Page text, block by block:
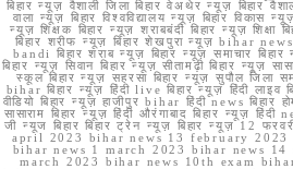
बिहार न्यूज़ वैशाली जिला बिहार वेअथेर न्यूज़ बिहार
वाला न्यूज़ बिहार विश्वविद्यालय न्यूज़ बिहार विकास
न्यूज़ शिक्षक बिहार न्यूज़ शराबबंदी बिहार न्यूज़ शिक्षा
बिहार शरीफ न्यूज़ बिहार शेखपुरा न्यूज़ bihar
bandi बिहार शराब न्यूज़ बिहार न्यूज़ समाचार
बिहार न्यूज़ सिवान बिहार न्यूज़ सीतामढ़ी बिहार न्यूज़
स्कूल बिहार न्यूज़ सहरसा बिहार न्यूज़ सुपौल जिला
bihar बिहार न्यूज़ हिंदी live बिहार न्यूज़ हिंदी लाइव
वीडियो बिहार न्यूज़ हाजीपुर bihar हिंदी news बिहार
सासाराम बिहार न्यूज़ हिंदी औरंगाबाद बिहार न्यूज़
जी न्यूज बिहार बिहार ट्रेन न्यूज़ बिहार न्यूज़ 12
april 2023 bihar news 13 february 2023
bihar news 1 march 2023 bihar news 14
march 2023 bihar news 10th exam